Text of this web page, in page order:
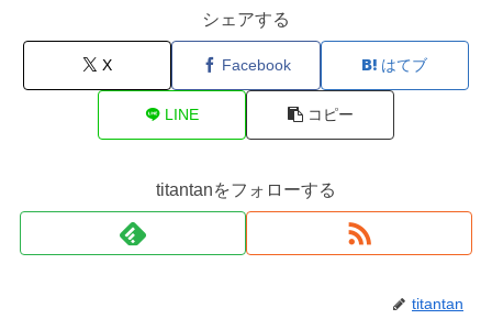
シェアする
X Facebook はてブ
LINE コピー
titantanをフォローする
titantan